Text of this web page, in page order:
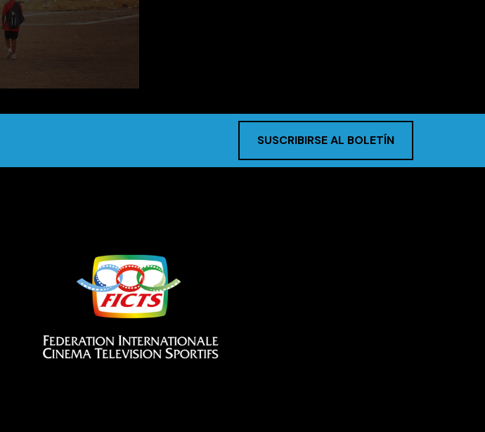
SUSCRIBIRSE AL BOLETÍN